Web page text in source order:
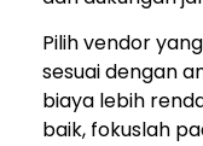
Pilih vendor
sesuai dengan
biaya lebih
baik, fokuslah